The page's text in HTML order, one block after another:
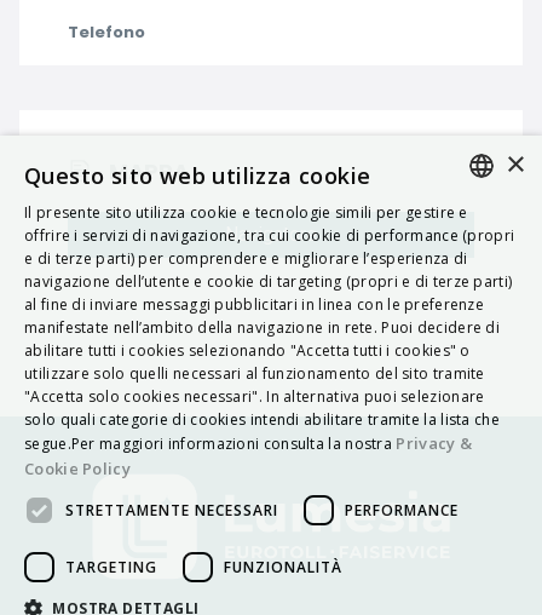
Telefono
MAPPA
Navigatore ITALIAN
ENGLISH
FRENCH
HUNGARIAN
DEUTSCH
POLSKI
PORTUGUÊS
×
Questo sito web utilizza cookie
Il presente sito utilizza cookie e tecnologie simili per gestire e
offrire i servizi di navigazione, tra cui cookie di performance (propri
e di terze parti) per comprendere e migliorare l’esperienza di
navigazione dell’utente e cookie di targeting (propri e di terze parti)
al fine di inviare messaggi pubblicitari in linea con le preferenze
manifestate nell’ambito della navigazione in rete. Puoi decidere di
abilitare tutti i cookies selezionando "Accetta tutti i cookies" o
utilizzare solo quelli necessari al funzionamento del sito tramite
"Accetta solo cookies necessari". In alternativa puoi selezionare
solo quali categorie di cookies intendi abilitare tramite la lista che
segue.Per maggiori informazioni consulta la nostra Privacy &
Cookie Policy
STRETTAMENTE NECESSARI PERFORMANCE
TARGETING FUNZIONALITÀ
MOSTRA DETTAGLI